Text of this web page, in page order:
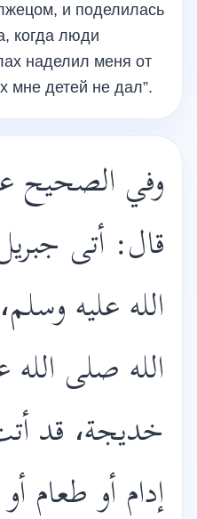
и поделилась
когда люди
наделил меня от
мне детей не дал”.
وفي الصحيح
قال: أتى
الله عليه
الله صلى
خديجة، قد
إدام أو طعام